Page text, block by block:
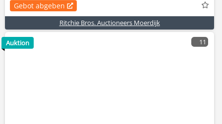
Gebot abgeben
Ritchie Bros. Auctioneers Moerdijk
11
Auktion